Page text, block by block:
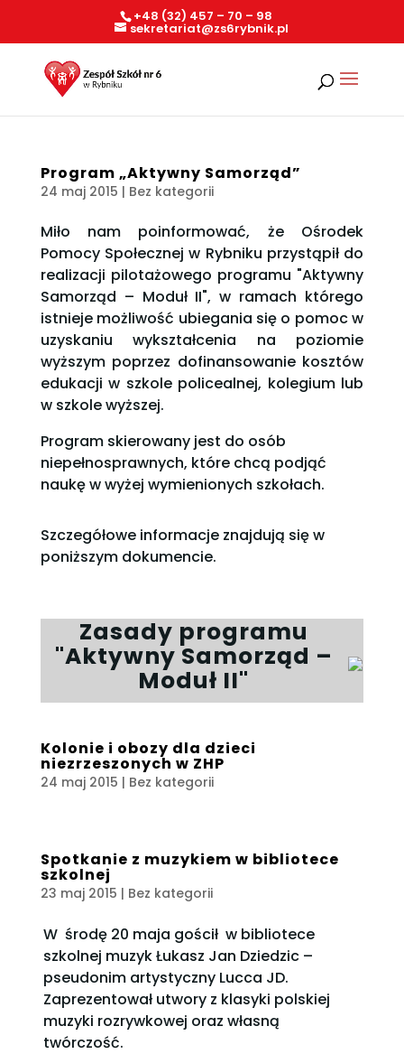
+48 (32) 457 – 70 – 98
sekretariat@zs6rybnik.pl
Program „Aktywny Samorząd”
24 maj 2015 | Bez kategorii
Miło nam poinformować, że Ośrodek
Pomocy Społecznej w Rybniku przystąpił do
realizacji pilotażowego programu "Aktywny
Samorząd – Moduł II", w ramach którego
istnieje możliwość ubiegania się o pomoc w
uzyskaniu wykształcenia na poziomie
wyższym poprzez dofinansowanie kosztów
edukacji w szkole policealnej, kolegium lub
w szkole wyższej.
Program skierowany jest do osób
niepełnosprawnych, które chcą podjąć
naukę w wyżej wymienionych szkołach.
Szczegółowe informacje znajdują się w
poniższym dokumencie.
Zasady programu
"Aktywny Samorząd –
Moduł II"
Kolonie i obozy dla dzieci
niezrzeszonych w ZHP
24 maj 2015 | Bez kategorii
Spotkanie z muzykiem w bibliotece
szkolnej
23 maj 2015 | Bez kategorii
W środę 20 maja gościł w bibliotece
szkolnej muzyk Łukasz Jan Dziedzic –
pseudonim artystyczny Lucca JD.
Zaprezentował utwory z klasyki polskiej
muzyki rozrywkowej oraz własną
twórczość.